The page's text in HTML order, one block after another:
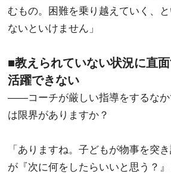
むもの。困難を乗り越えていく、
ないといけません」
■教えられていない状況に直
活躍できない
――コーチが厳しい指導をするなか
は限界がありますか？
「ありますね。子どもが物事を突
が『次に何をしたらいいと思う？